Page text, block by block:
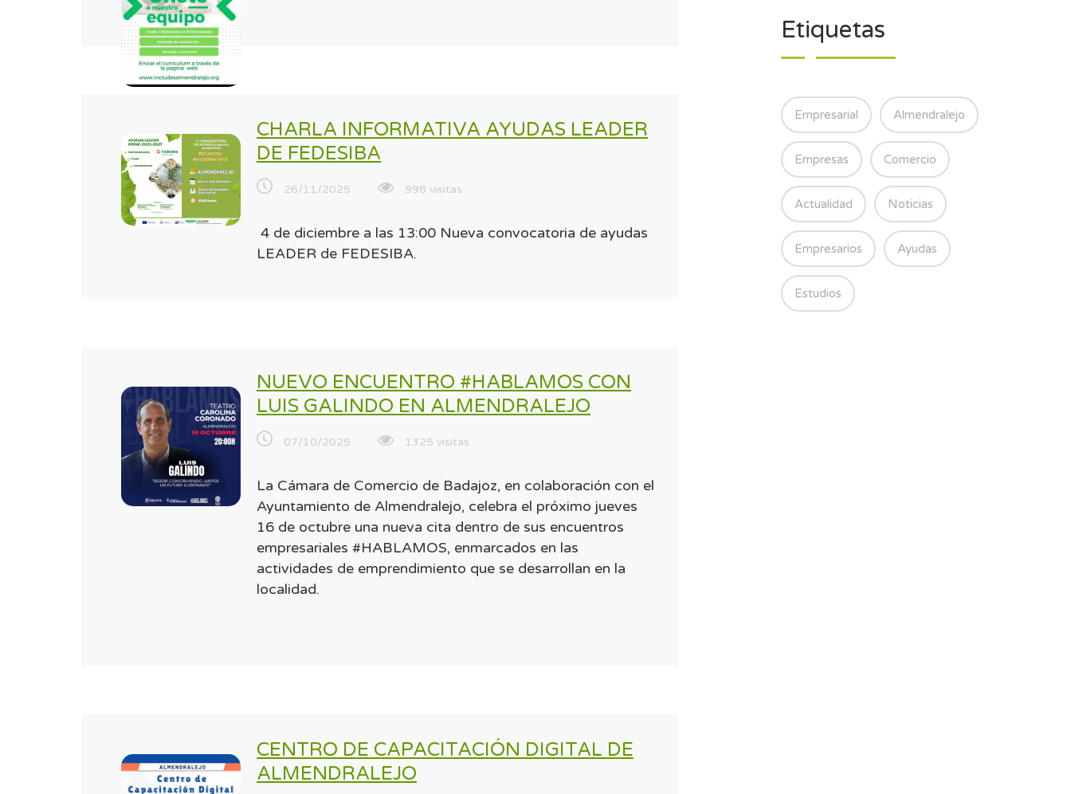
CHARLA INFORMATIVA AYUDAS LEADER
DE FEDESIBA
26/11/2025 998 visitas
4 de diciembre a las 13:00 Nueva convocatoria de ayudas
LEADER de FEDESIBA.
NUEVO ENCUENTRO #HABLAMOS CON
LUIS GALINDO EN ALMENDRALEJO
07/10/2025 1325 visitas
La Cámara de Comercio de Badajoz, en colaboración con el
Ayuntamiento de Almendralejo, celebra el próximo jueves
16 de octubre una nueva cita dentro de sus encuentros
empresariales #HABLAMOS, enmarcados en las
actividades de emprendimiento que se desarrollan en la
localidad.
CENTRO DE CAPACITACIÓN DIGITAL DE
ALMENDRALEJO
Etiquetas
Empresarial Almendralejo
Empresas Comercio
Actualidad Noticias
Empresarios Ayudas
Estudios